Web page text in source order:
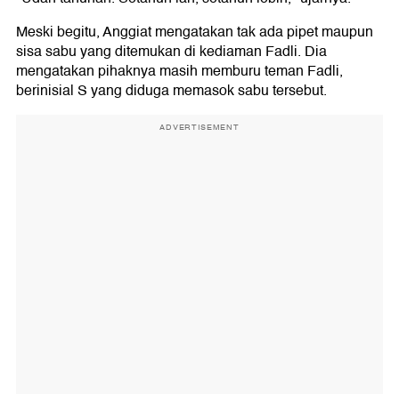
Meski begitu, Anggiat mengatakan tak ada pipet maupun
sisa sabu yang ditemukan di kediaman Fadli. Dia
mengatakan pihaknya masih memburu teman Fadli,
berinisial S yang diduga memasok sabu tersebut.
ADVERTISEMENT